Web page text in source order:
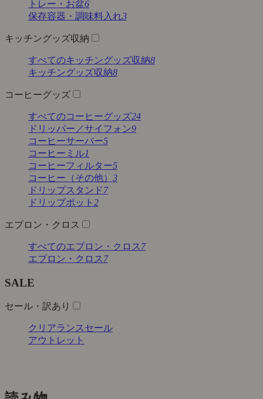
トレー・お盆6
保存容器・調味料入れ3
キッチングッズ収納
すべてのキッチングッズ収納8
キッチングッズ収納8
コーヒーグッズ
すべてのコーヒーグッズ24
ドリッパー／サイフォン9
コーヒーサーバー5
コーヒーミル1
コーヒーフィルター5
コーヒー（その他） 3
ドリップスタンド7
ドリップポット 2
エプロン・クロス
すべてのエプロン・クロス 7
エプロン・クロス 7
SALE
セール・訳あり
クリアランスセール
アウトレット